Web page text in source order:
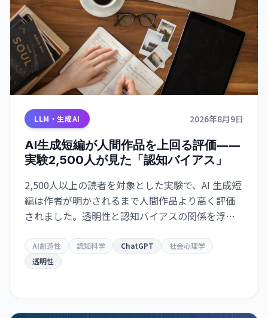
LLM・生成AI 2026年8月9日
AI生成短編が人間作品を上回る評価――
実験2,500人が見た「認知バイアス」
2,500人以上の読者を対象とした実験で、AI 生成短
編は作者が明かされるまで人間作品より高く評価
されました。透明性と認知バイアスの関係を浮き
AI創造性 認知科学 ChatGPT
社会心理学
透明性